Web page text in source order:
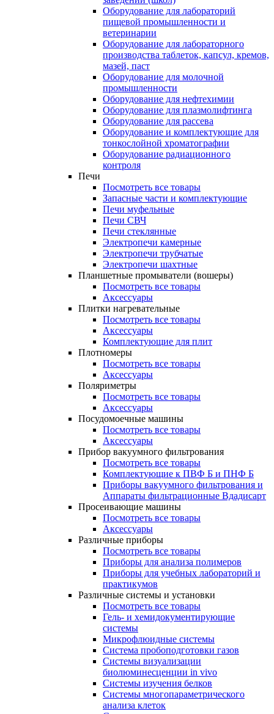
Оборудование для лабораторий
пищевой промышленности и
ветеринарии
Оборудование для лабораторного
производства таблеток, капсул, кремов,
мазей, паст
Оборудование для молочной
промышленности
Оборудование для нефтехимии
Оборудование для плазмолифтинга
Оборудование для рассева
Оборудование и комплектующие для
тонкослойной хроматографии
Оборудование радиационного
контроля
Печи
Посмотреть все товары
Запасные части и комплектующие
Печи муфельные
Печи СВЧ
Печи стеклянные
Электропечи камерные
Электропечи трубчатые
Электропечи шахтные
Планшетные промыватели (вошеры)
Посмотреть все товары
Аксессуары
Плитки нагревательные
Посмотреть все товары
Аксессуары
Комплектующие для плит
Плотномеры
Посмотреть все товары
Аксессуары
Поляриметры
Посмотреть все товары
Аксессуары
Посудомоечные машины
Посмотреть все товары
Аксессуары
Прибор вакуумного фильтрования
Посмотреть все товары
Комплектующие к ПВФ Б и ПНФ Б
Приборы вакуумного фильтрования и
Аппараты фильтрационные Вдадисарт
Просеивающие машины
Посмотреть все товары
Аксессуары
Различные приборы
Посмотреть все товары
Приборы для анализа полимеров
Приборы для учебных лабораторий и
практикумов
Различные системы и установки
Посмотреть все товары
Гель- и хемидокументирующие
системы
Микрофлюидные системы
Система пробоподготовки газов
Системы визуализации
биолюминесценции in vivo
Системы изучения белков
Системы многопараметрического
анализа клеток